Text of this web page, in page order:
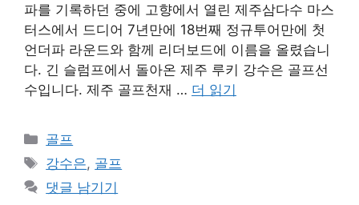
파를 기록하던 중에 고향에서 열린 제주삼다수 마스
터스에서 드디어 7년만에 18번째 정규투어만에 첫
언더파 라운드와 함께 리더보드에 이름을 올렸습니
다. 긴 슬럼프에서 돌아온 제주 루키 강수은 골프선
수입니다. 제주 골프천재 … 더 읽기
카
테
고
리
골프
태
그
강수은, 골프
댓글 남기기